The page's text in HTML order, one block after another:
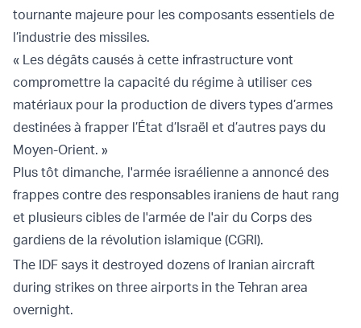
tournante majeure pour les composants essentiels de
l’industrie des missiles.
« Les dégâts causés à cette infrastructure vont
compromettre la capacité du régime à utiliser ces
matériaux pour la production de divers types d’armes
destinées à frapper l’État d’Israël et d’autres pays du
Moyen-Orient. »
Plus tôt dimanche, l'armée israélienne a annoncé des
frappes contre des responsables iraniens de haut rang
et plusieurs cibles de l'armée de l'air du Corps des
gardiens de la révolution islamique (CGRI).
The IDF says it destroyed dozens of Iranian aircraft
during strikes on three airports in the Tehran area
overnight.